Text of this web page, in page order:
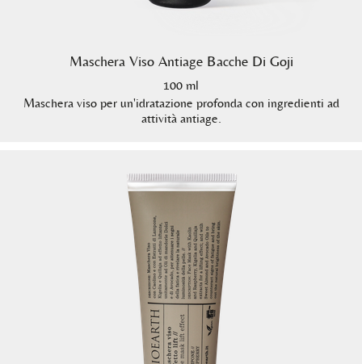
Maschera Viso Antiage Bacche Di Goji
100 ml
Maschera viso per un'idratazione profonda con ingredienti ad
attività antiage.